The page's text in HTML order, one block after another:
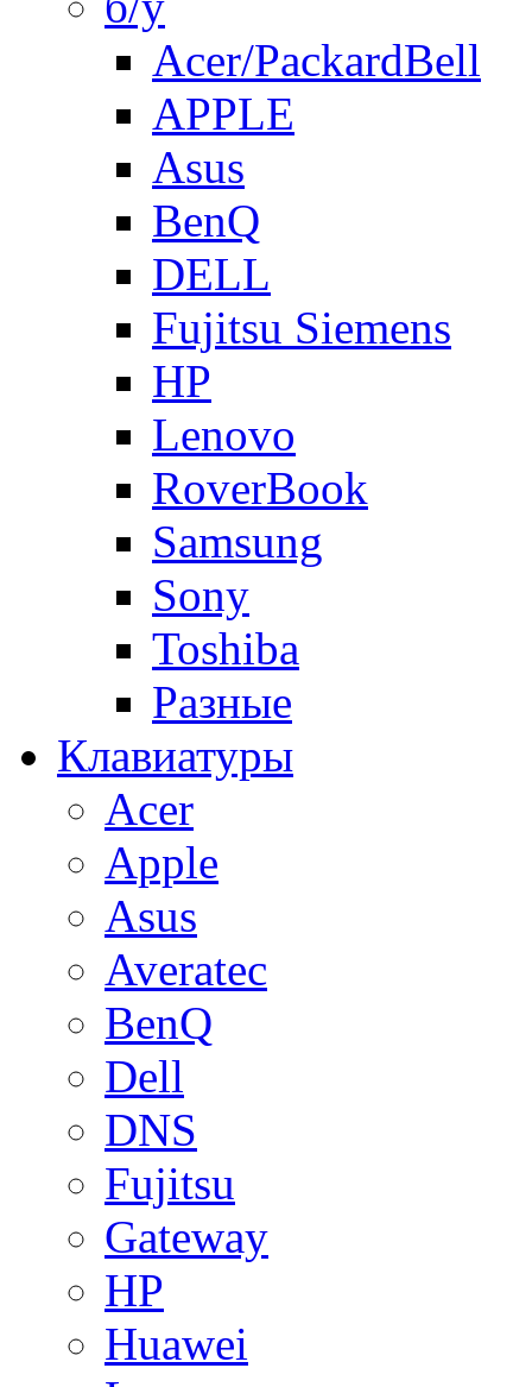
Acer/PackardBell
APPLE
Asus
BenQ
DELL
Fujitsu Siemens
HP
Lenovo
RoverBook
Samsung
Sony
Toshiba
Разные
Клавиатуры
Acer
Apple
Asus
Averatec
BenQ
Dell
DNS
Fujitsu
Gateway
HP
Huawei